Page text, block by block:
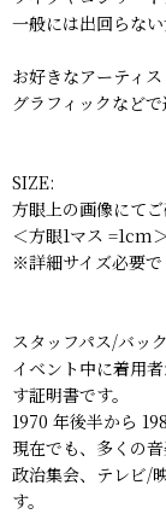
一般には出回らな
お好きなアーティ
グラフィックなど
SIZE:
方眼上の画像にてご
＜方眼1マス =1cm＞
※詳細サイズ必要で
スタッフパス/バッ
イベント中に着用
す証明書です。
1970 年後半から
現在でも、多くの
政治集会、テレビ/
す。